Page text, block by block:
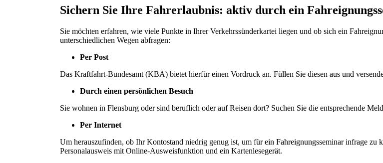
Sichern Sie Ihre Fahrerlaubnis: aktiv durch ein
Sie möchten erfahren, wie viele Punkte in Ihrer Verkehrssünderkartei liegen und ob sich ein
unterschiedlichen Wegen abfragen:
Per Post
Das Kraftfahrt-Bundesamt (KBA) bietet hierfür einen Vordruck an. Füllen Sie diesen aus und
Durch einen persönlichen Besuch
Sie wohnen in Flensburg oder sind beruflich oder auf Reisen dort? Suchen Sie die entsprechende
Per Internet
Um herauszufinden, ob Ihr Kontostand niedrig genug ist, um für ein Fahreignungsseminar infrage
Personalausweis mit Online-Ausweisfunktion und ein Kartenlesegerät.